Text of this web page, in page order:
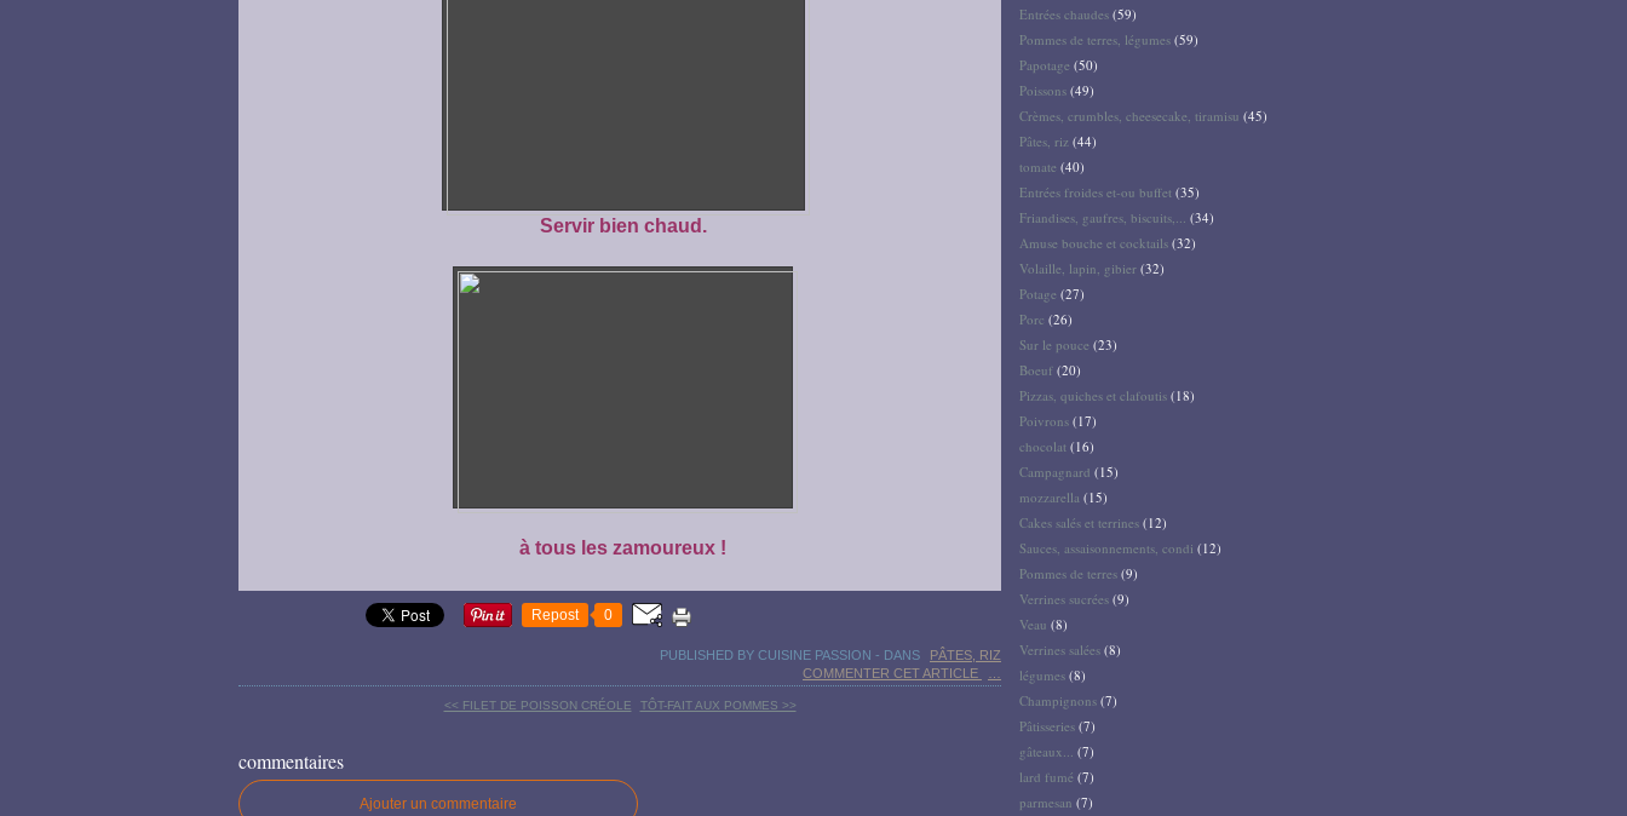
Servir bien chaud.
à tous les zamoureux !
Repost 0
PUBLISHED BY CUISINE PASSION - DANS
PÂTES, RIZ
COMMENTER CET ARTICLE
<< FILET DE POISSON CRÉOLE TÔT-FAIT AUX POMMES >>
commentaires
Ajouter un commentaire
Entrées chaudes (59)
Pommes de terres, légumes (59)
Papotage (50)
Poissons (49)
Crèmes, crumbles, cheesecake, tiramisu (45)
Pâtes, riz (44)
tomate (40)
Entrées froides et-ou buffet (35)
Friandises, gaufres, biscuits,... (34)
Amuse bouche et cocktails (32)
Volaille, lapin, gibier (32)
Potage (27)
Porc (26)
Sur le pouce (23)
Boeuf (20)
Pizzas, quiches et clafoutis (18)
Poivrons (17)
chocolat (16)
Campagnard (15)
mozzarella (15)
Cakes salés et terrines (12)
Sauces, assaisonnements, condi (12)
Pommes de terres (9)
Verrines sucrées (9)
Veau (8)
Verrines salées (8)
légumes (8)
Champignons (7)
Pâtisseries (7)
gâteaux... (7)
lard fumé (7)
parmesan (7)